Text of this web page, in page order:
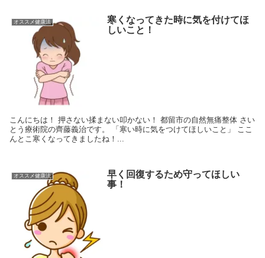
オススメ健康法
寒くなってきた時に気を付けてほ
しいこと！
こんにちは！ 押さない揉まない叩かない！ 都留市の自然無痛整体 さい
とう療術院の齊藤義治です。 「寒い時に気をつけてほしいこと」 ここ
んとこ寒くなってきましたね！...
オススメ健康法
早く回復するため守ってほしい
事！